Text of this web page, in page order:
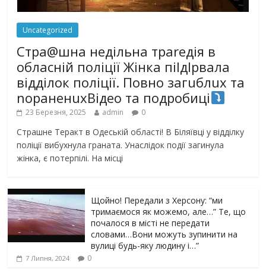
Uncategorized
Стра@шна недільна траrедія в
обласній поліції Жінка піlдlрвала
відділок поліції. Повно загuблuх та
nораненuхВідео та подробиці
23 Березня, 2025 admin 0
Страшне Теракт в Одеській області! В Біляївці у відділку
поліції вибухнула граната. Унаслідок події загинула
жінка, є потерпілі. На місці
Щойно! Передали з Херсону: “ми
тримаємося як можемо, але…” Те, що
почалося в місті не передати
словами…Вони можуть зупинити на
вулиці будь-яку людину і…”
7 Липня, 2024 0